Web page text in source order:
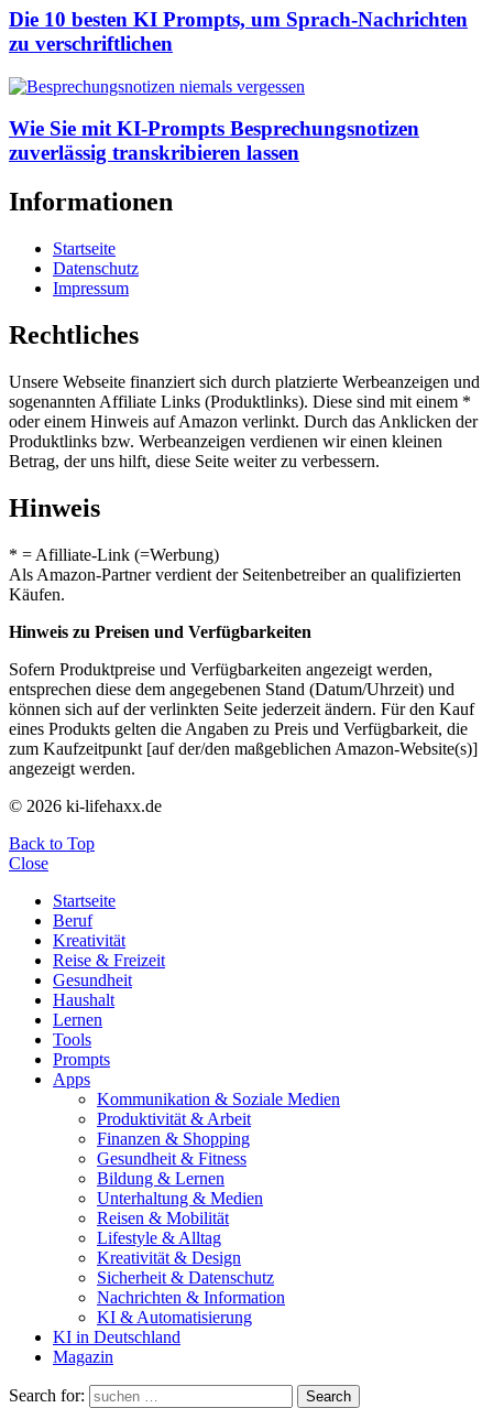
Die 10 besten KI Prompts, um Sprach-Nachrichten
zu verschriftlichen
Wie Sie mit KI-Prompts Besprechungsnotizen
zuverlässig transkribieren lassen
Informationen
Startseite
Datenschutz
Impressum
Rechtliches
Unsere Webseite finanziert sich durch platzierte Werbeanzeigen und
sogenannten Affiliate Links (Produktlinks). Diese sind mit einem *
oder einem Hinweis auf Amazon verlinkt. Durch das Anklicken der
Produktlinks bzw. Werbeanzeigen verdienen wir einen kleinen
Betrag, der uns hilft, diese Seite weiter zu verbessern.
Hinweis
* = Afilliate-Link (=Werbung)
Als Amazon-Partner verdient der Seitenbetreiber an qualifizierten
Käufen.
Hinweis zu Preisen und Verfügbarkeiten
Sofern Produktpreise und Verfügbarkeiten angezeigt werden,
entsprechen diese dem angegebenen Stand (Datum/Uhrzeit) und
können sich auf der verlinkten Seite jederzeit ändern. Für den Kauf
eines Produkts gelten die Angaben zu Preis und Verfügbarkeit, die
zum Kaufzeitpunkt [auf der/den maßgeblichen Amazon-Website(s)]
angezeigt werden.
© 2026 ki-lifehaxx.de
Back to Top
Close
Startseite
Beruf
Kreativität
Reise & Freizeit
Gesundheit
Haushalt
Lernen
Tools
Prompts
Apps
Kommunikation & Soziale Medien
Produktivität & Arbeit
Finanzen & Shopping
Gesundheit & Fitness
Bildung & Lernen
Unterhaltung & Medien
Reisen & Mobilität
Lifestyle & Alltag
Kreativität & Design
Sicherheit & Datenschutz
Nachrichten & Information
KI & Automatisierung
KI in Deutschland
Magazin
Search for: Search